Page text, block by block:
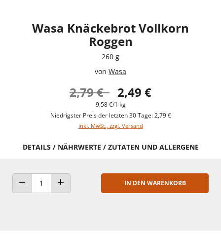
Wasa Knäckebrot Vollkorn
Roggen
260 g
von Wasa
2,79 € 2,49 €
9,58 €/1 kg
Niedrigster Preis der letzten 30 Tage: 2,79 €
inkl. MwSt., zzgl. Versand
DETAILS / NÄHRWERTE / ZUTATEN UND ALLERGENE
ANZAHL VERRINGERNANZAHL ERHÖHEN
IN DEN WARENKORB